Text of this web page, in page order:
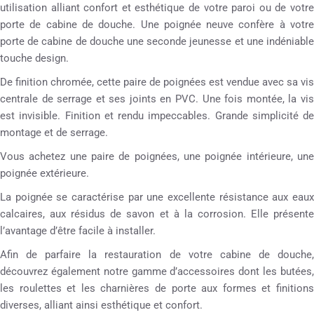
utilisation alliant confort et esthétique de votre paroi ou de votre
porte de cabine de douche. Une poignée neuve confère à votre
porte de cabine de douche une seconde jeunesse et une indéniable
touche design.
De finition chromée, cette paire de poignées est vendue avec sa vis
centrale de serrage et ses joints en PVC. Une fois montée, la vis
est invisible. Finition et rendu impeccables. Grande simplicité de
montage et de serrage.
Vous achetez une paire de poignées, une poignée intérieure, une
poignée extérieure.
La poignée se caractérise par une excellente résistance aux eaux
calcaires, aux résidus de savon et à la corrosion. Elle présente
l’avantage d’être facile à installer.
Afin de parfaire la restauration de votre cabine de douche,
découvrez également notre gamme d’accessoires dont les butées,
les roulettes et les charnières de porte aux formes et finitions
diverses, alliant ainsi esthétique et confort.